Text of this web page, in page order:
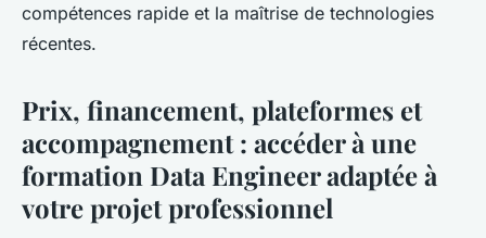
compétences rapide et la maîtrise de technologies
récentes.
Prix, financement, plateformes et
accompagnement : accéder à une
formation Data Engineer adaptée à
votre projet professionnel